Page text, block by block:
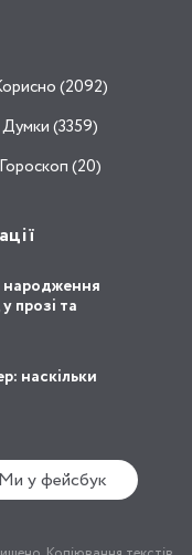
(2092)
Думки (3359)
Гороскоп (20)
народження
прозі та
наскільки
Ми у фейсбук